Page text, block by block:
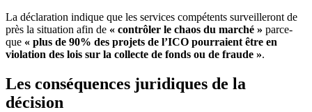
La déclaration indique que les services compétents surveilleront de
près la situation afin de « contrôler le chaos du marché » parce-
que « plus de 90% des projets de l’ICO pourraient être en
violation des lois sur la collecte de fonds ou de fraude ».
Les conséquences juridiques de la
décision